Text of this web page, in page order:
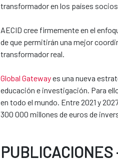
transformador en los países
AECID cree firmemente en el
de que permitirán una mejor
transformador real.
Global Gatewayes una nueva
educación e investigación. Para
en todo el mundo. Entre 2021 y
300 000 millones de euros de